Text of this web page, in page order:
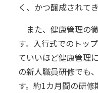
く、かつ醸成されて
また、健康管理の
す。入行式でのトッ
ていいほど健康管理
の新人職員研修でも
す。約1カ月間の研